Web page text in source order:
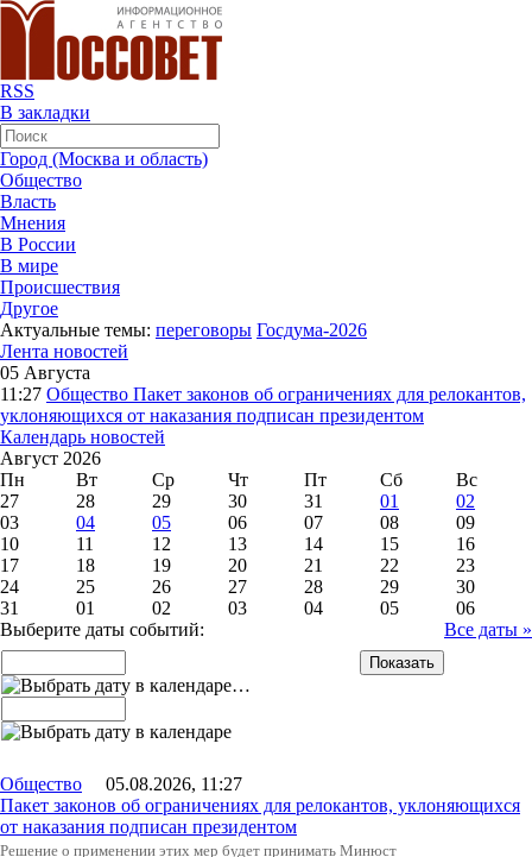
RSS
В закладки
Город (Москва и область)
Общество
Власть
Мнения
В России
В мире
Происшествия
Другое
Актуальные темы: переговоры Госдума-2026
Лента новостей
05 Августа
11:27 Общество Пакет законов об ограничениях для релокантов,
уклоняющихся от наказания подписан президентом
Календарь новостей
Август 2026
Пн
Вт Ср Чт Пт Сб
Вс
27
28 29 30 31 01
02
03
04 05 06 07 08
09
10
11 12 13 14 15
16
17
18 19 20 21 22
23
24
25 26 27 28 29
30
31
01 02 03 04 05
06
Все даты »
Выберите даты событий:
…
Общество 05.08.2026, 11:27
Пакет законов об ограничениях для релокантов, уклоняющихся
от наказания подписан президентом
Решение о применении этих мер будет принимать Минюст